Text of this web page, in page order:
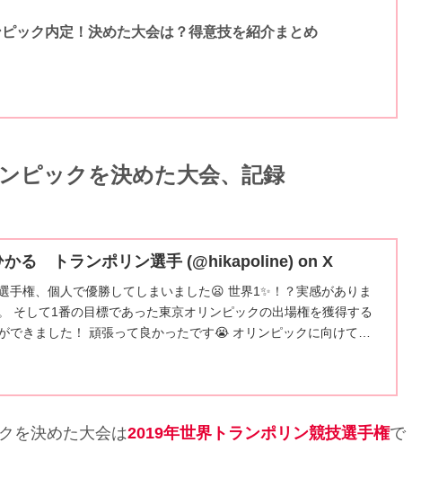
ック内定！決めた大会は？得意技を紹介まとめ
ピックを決めた大会、記録
かる トランポリン選手 (@hikapoline) on X
手権、個人で優勝してしまいました😦 世界1✨！？実感がありま
そして1番の目標であった東京オリンピックの出場権を獲得する
できました！ 頑張って良かったです😭 オリンピックに向けて、
を決めた大会は2019年世界トランポリン競技選手権で